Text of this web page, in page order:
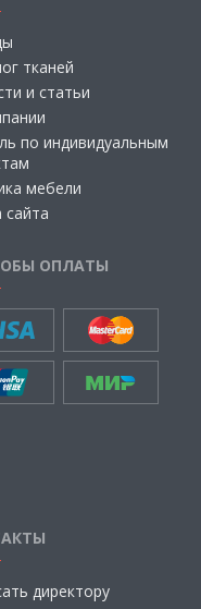
тканей
и статьи
по индивидуальным
мебели
сайта
ОПЛАТЫ
директору